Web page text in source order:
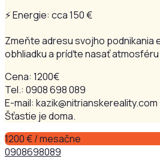
⚡ Energie: cca 150 €
Zmeňte adresu svojho podnikania
obhliadku a príďte nasať
Cena: 1200€
Tel.: 0908 698 089
E-mail: kazik@nitrianskereality.com
Šťastie je doma.
1200 € / mesačne
0908698089